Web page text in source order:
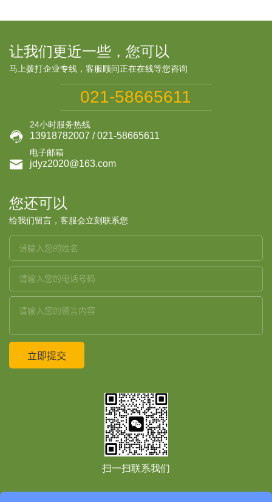
让我们更近一些，您可以
马上拨打企业专线，客服顾问正在在线等您咨询
021-58665611

24小时服务热线
13918782007 / 021-58665611

电子邮箱
jdyz2020@163.com
您还可以
给我们留言，客服会立刻联系您
扫一扫联系我们